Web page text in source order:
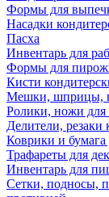
Формы для
Насадки
Пасха
Инвентарь для
Формы для
Кисти
Мешки, шприцы,
Ролики, ножи для
Делители, резаки
Коврики и
Трафареты для
Инвентарь для
Сетки, подносы,